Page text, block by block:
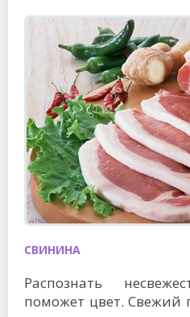
СВИНИНА
Распознать
поможет цвет. Свежий